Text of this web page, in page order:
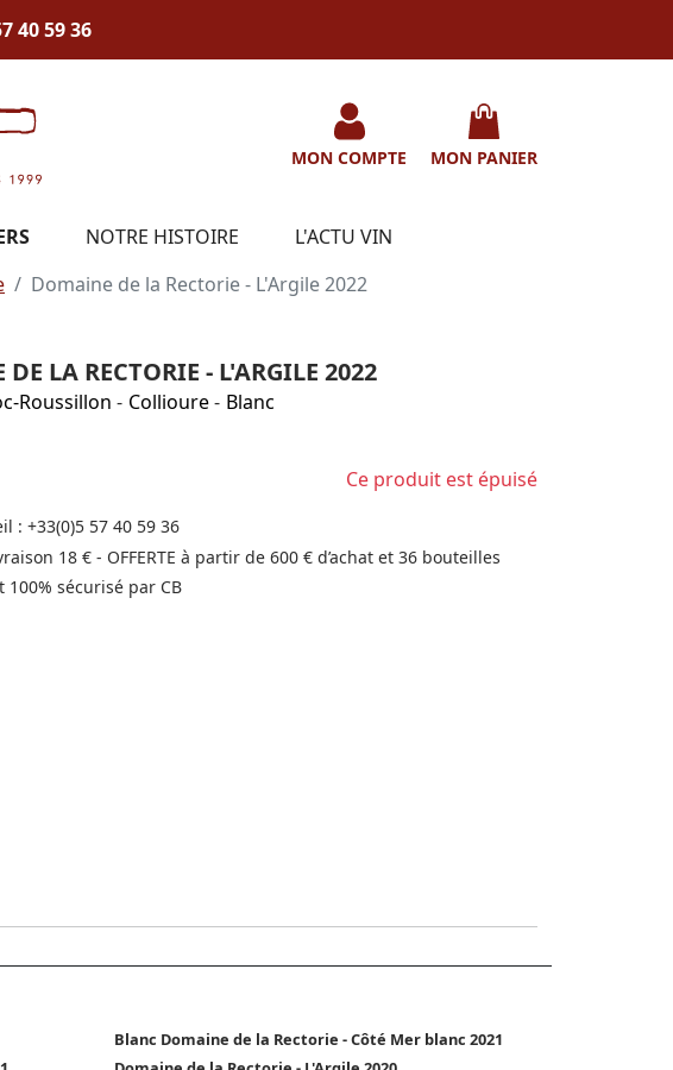
40 59 36
MON COMPTE MON PANIER
NOTRE HISTOIRE
L'ACTU VIN
Domaine de la Rectorie - L'Argile 2022
LA RECTORIE - L'ARGILE 2022
Roussillon - Collioure- Blanc
Ce produit est épuisé
: +33(0)5 57 40 59 36
18 € - OFFERTE à partir de 600 € d’achat et 36 bouteilles
100% sécurisé par CB
Blanc Domaine de la Rectorie - Côté Mer blanc 2021